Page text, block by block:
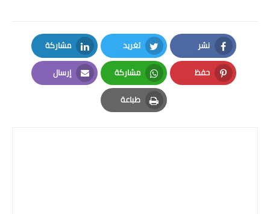
نشر
Facebook
تغريد
Twitter
مشاركة
LinkedIn
حفظ
Pinterest
مشاركة
Whatsapp
إرسال
Email
طباعة
Print